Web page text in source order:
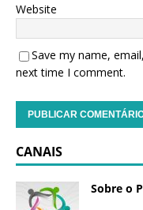
Website
Save my name,
next time I comment.
CANAIS
Sobre o